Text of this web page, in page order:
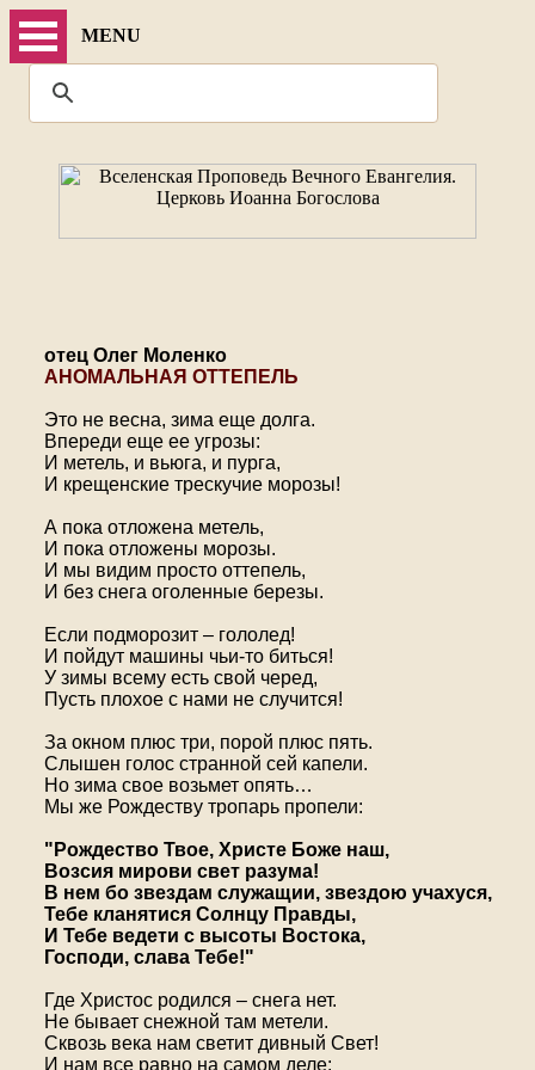
MENU
отец Олег Моленко
АНОМАЛЬНАЯ ОТТЕПЕЛЬ
Это не весна, зима еще долга.
Впереди еще ее угрозы:
И метель, и вьюга, и пурга,
И крещенские трескучие морозы!
А пока отложена метель,
И пока отложены морозы.
И мы видим просто оттепель,
И без снега оголенные березы.
Если подморозит – гололед!
И пойдут машины чьи-то биться!
У зимы всему есть свой черед,
Пусть плохое с нами не случится!
За окном плюс три, порой плюс пять.
Слышен голос странной сей капели.
Но зима свое возьмет опять…
Мы же Рождеству тропарь пропели:
"Рождество Твое, Христе Боже наш,
Возсия мирови свет разума!
В нем бо звездам служащии, звездою учахуся,
Тебе кланятися Солнцу Правды,
И Тебе ведети с высоты Востока,
Господи, слава Тебе!"
Где Христос родился – снега нет.
Не бывает снежной там метели.
Сквозь века нам светит дивный Свет!
И нам все равно на самом деле: